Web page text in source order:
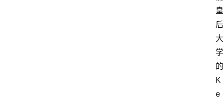
皇
后
大
学
的
K
e